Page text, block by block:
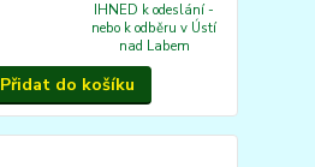
IHNED k odeslání -
nebo k odběru v Ústí
nad Labem
Přidat do košíku